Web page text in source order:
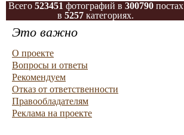
Всего 523451 фотографий в 300790постах
в 5257 категориях.
Это важно
О проекте
Вопросы и ответы
Рекомендуем
Отказ от ответственности
Правообладателям
Реклама на проекте